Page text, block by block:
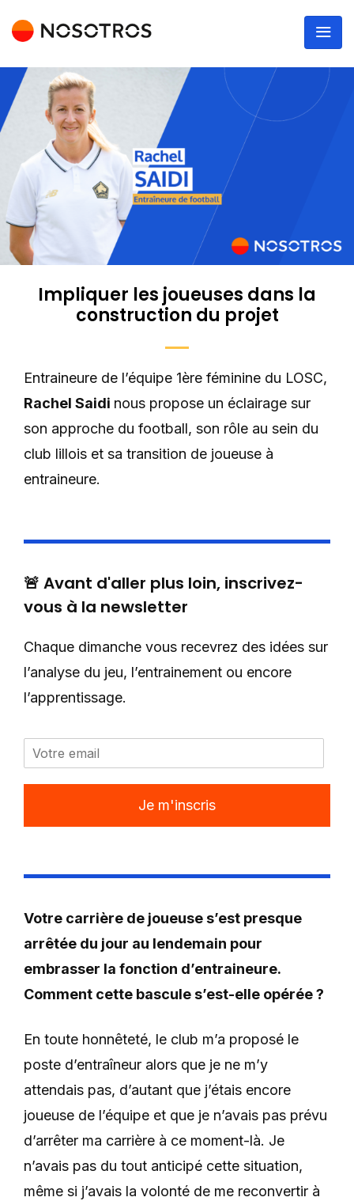
Impliquer les joueuses dans la
construction du projet
Entraineure de l’équipe 1ère féminine du LOSC,
Rachel Saidi nous propose un éclairage sur
son approche du football, son rôle au sein du
club lillois et sa transition de joueuse à
entraineure.
🚨 Avant d'aller plus loin, inscrivez-
vous à la newsletter
Chaque dimanche vous recevrez des idées sur
l’analyse du jeu, l’entrainement ou encore
l’apprentissage.
Je m'inscris
Votre carrière de joueuse s’est presque
arrêtée du jour au lendemain pour
embrasser la fonction d’entraineure.
Comment cette bascule s’est-elle opérée ?
En toute honnêteté, le club m’a proposé le
poste d’entraîneur alors que je ne m’y
attendais pas, d’autant que j’étais encore
joueuse de l’équipe et que je n’avais pas prévu
d’arrêter ma carrière à ce moment-là. Je
n’avais pas du tout anticipé cette situation,
même si j’avais la volonté de me reconvertir à